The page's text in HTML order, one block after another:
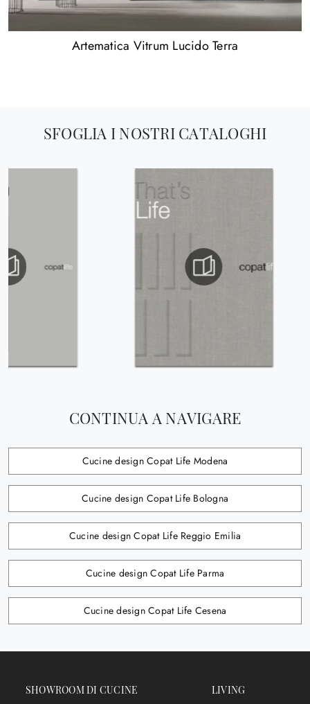
Artematica Vitrum Lucido Terra
SFOGLIA I NOSTRI CATALOGHI
CONTINUA A NAVIGARE
Cucine design Copat Life Modena
Cucine design Copat Life Bologna
Cucine design Copat Life Reggio Emilia
Cucine design Copat Life Parma
Cucine design Copat Life Cesena
SHOWROOM DI CUCINE
LIVING